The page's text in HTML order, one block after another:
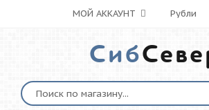
МОЙ АККАУНТ
Сиб